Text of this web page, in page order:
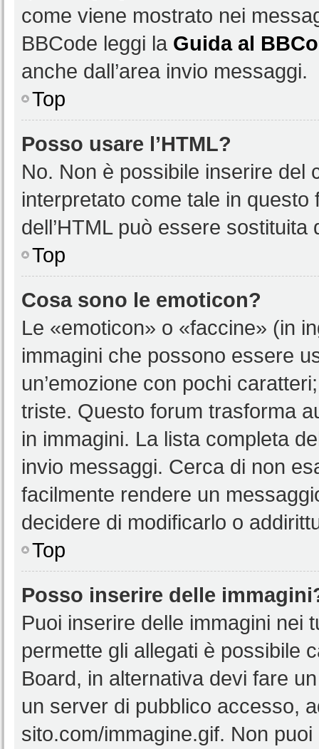
come viene mostrato nei
BBCode leggi la Guida al
anche dall’area invio messaggi.
Top
Posso usare l’HTML?
No. Non è possibile inserire del
interpretato come tale in
dell’HTML può essere sostituita
Top
Cosa sono le emoticon?
Le «emoticon» o «faccine» (in
immagini che possono essere
un’emozione con pochi
triste. Questo forum trasforma
in immagini. La lista completa
invio messaggi. Cerca di non
facilmente rendere un
decidere di modificarlo o
Top
Posso inserire delle
Puoi inserire delle immagini nei
permette gli allegati è possibile
Board, in alternativa devi fare
un server di pubblico accesso,
sito.com/immagine.gif. Non